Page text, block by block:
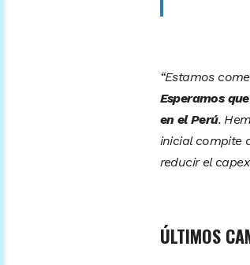
“Estamos
Esperamos
en el Perú.
inicial compite
reducir el
ÚLTIMOS